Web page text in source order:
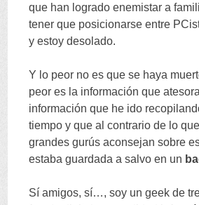
que han logrado enemistar a
tener que posicionarse entre
y estoy desolado.
Y lo peor no es que se haya
peor es la información que atesora
información que he ido
tiempo y que al contrario de lo
grandes gurús aconsejan sobre
estaba guardada a salvo en un
Sí amigos,sí…,soy un geek de